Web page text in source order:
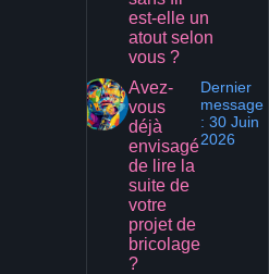
est-elle un
atout selon
vous ?
Avez-
vous
déjà
envisagé
de lire la
suite de
votre
projet de
bricolage
?
Dernier
message
: 30 Juin
2026